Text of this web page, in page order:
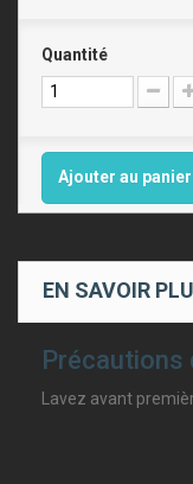
Quantité
Ajouter au panier
EN SAVOIR
Précautions
Lavez avant